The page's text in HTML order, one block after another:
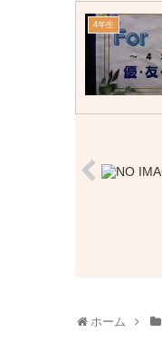
4年生
ホーム